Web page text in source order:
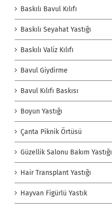
Baskılı Bavul Kılıfı
Baskılı Seyahat Yastığı
Baskılı Valiz Kılıfı
Bavul Giydirme
Bavul Kılıfı Baskısı
Boyun Yastığı
Çanta Piknik Örtüsü
Güzellik Salonu Bakım Yastığı
Hair Transplant Yastığı
Hayvan Figürlü Yastık